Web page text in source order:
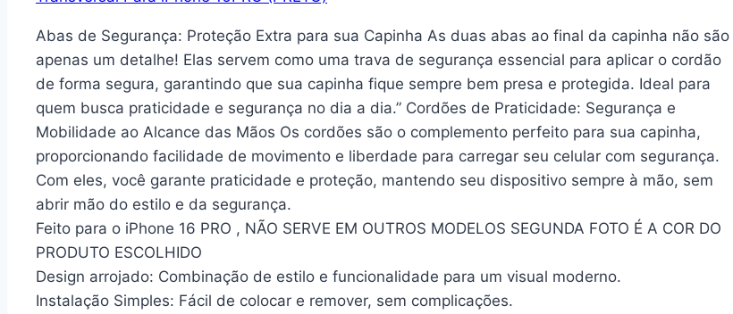
Abas de Segurança: Proteção Extra para sua Capinha As duas abas ao final da capinha não são
apenas um detalhe! Elas servem como uma trava de segurança essencial para aplicar o cordão
de forma segura, garantindo que sua capinha fique sempre bem presa e protegida. Ideal para
quem busca praticidade e segurança no dia a dia.” Cordões de Praticidade: Segurança e
Mobilidade ao Alcance das Mãos Os cordões são o complemento perfeito para sua capinha,
proporcionando facilidade de movimento e liberdade para carregar seu celular com segurança.
Com eles, você garante praticidade e proteção, mantendo seu dispositivo sempre à mão, sem
abrir mão do estilo e da segurança.
Feito para o iPhone 16 PRO , NÃO SERVE EM OUTROS MODELOS SEGUNDA FOTO É A COR DO
PRODUTO ESCOLHIDO
Design arrojado: Combinação de estilo e funcionalidade para um visual moderno.
Instalação Simples: Fácil de colocar e remover, sem complicações.